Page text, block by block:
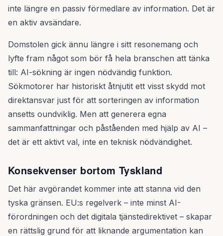
inte längre en passiv förmedlare av information. Det är
en aktiv avsändare.
Domstolen gick ännu längre i sitt resonemang och
lyfte fram något som bör få hela branschen att tänka
till: AI-sökning är ingen nödvändig funktion.
Sökmotorer har historiskt åtnjutit ett visst skydd mot
direktansvar just för att sorteringen av information
ansetts oundviklig. Men att generera egna
sammanfattningar och påståenden med hjälp av AI –
det är ett aktivt val, inte en teknisk nödvändighet.
Konsekvenser bortom Tyskland
Det här avgörandet kommer inte att stanna vid den
tyska gränsen. EU:s regelverk – inte minst AI-
förordningen och det digitala tjänstedirektivet – skapar
en rättslig grund för att liknande argumentation kan